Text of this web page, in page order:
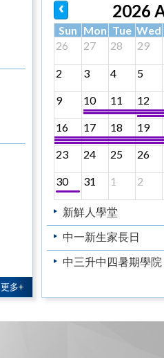
更多+
2026
Sun Mon Tue Wed
26
27 28 29
2 3 4 5
9 10 11 12
16 17 18 19
23 24 25 26
30 31 1 2
新鮮人學堂
中一新生家長日
中三升中四暑期學院